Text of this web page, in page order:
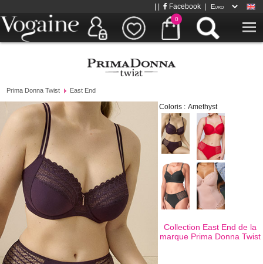
0
Facebook
Prima Donna Twist East End
Coloris : Amethyst
Collection East End de la
marque Prima Donna Twist